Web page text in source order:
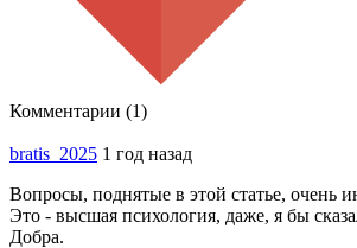
Комментарии (1)
bratis_2025 1 год назад
Вопросы, поднятые в этой статье, очень
Это - высшая психология, даже, я бы
Добра.